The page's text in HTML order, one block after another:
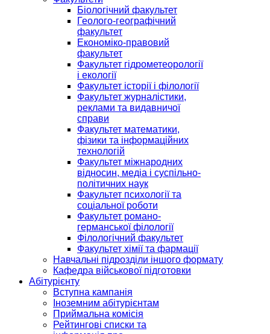
Біологічний факультет
Геолого-географічний
факультет
Економіко-правовий
факультет
Факультет гідрометеорології
і екології
Факультет історії і філології
Факультет журналістики,
реклами та видавничої
справи
Факультет математики,
фізики та інформаційних
технологій
Факультет міжнародних
відносин, медіа і суспільно-
політичних наук
Факультет психології та
соціальної роботи
Факультет романо-
германської філології
Філологічний факультет
Факультет хімії та фармації
Навчальні підрозділи іншого формату
Кафедра військової підготовки
Абітурієнту
Вступна кампанія
Іноземним абітурієнтам
Приймальна комісія
Рейтингові списки та